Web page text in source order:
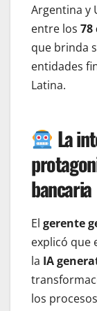
Argentina y
entre los 78
que brinda
entidades
Latina.
La
bancaria
El gerente
explicó que
la IA
los